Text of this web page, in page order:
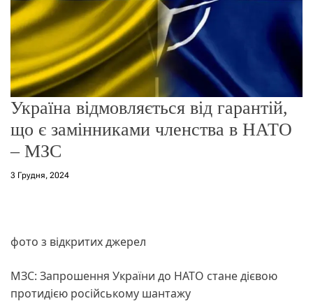
Україна відмовляється від гарантій,
що є замінниками членства в НАТО
– МЗС
3 Грудня, 2024
фото з відкритих джерел
МЗС: Запрошення України до НАТО стане дієвою
протидією російському шантажу